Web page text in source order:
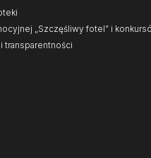
„Szczęśliwy fotel” i
transparentności